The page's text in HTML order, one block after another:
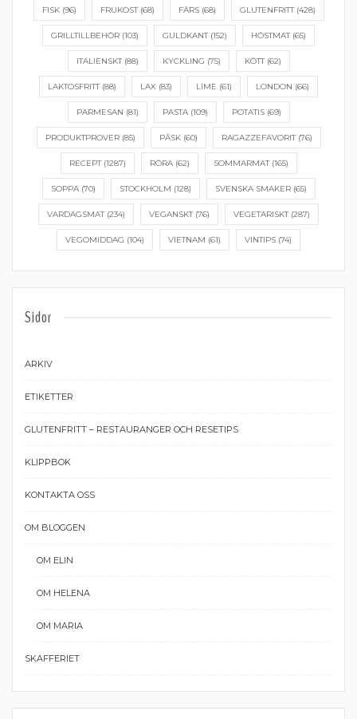
FISK(96) FRUKOST(68) FÄRS(68) GLUTENFRITT(428)
GRILLTILLBEHÖR (103) GULDKANT(152) HÖSTMAT(65)
ITALIENSKT(88) KYCKLING (75) KÖTT(62)
LAKTOSFRITT(88) LAX (83) LIME (61) LONDON (66)
PARMESAN (81) PASTA(109) POTATIS(69)
PRODUKTPROVER(85) PÅSK(60) RAGAZZEFAVORIT(76)
RECEPT(1287) RÖRA(62) SOMMARMAT(165)
SOPPA(70) STOCKHOLM (128) SVENSKA SMAKER(65)
VARDAGSMAT(234) VEGANSKT(76) VEGETARISKT(287)
VEGOMIDDAG (104) VIETNAM (61) VINTIPS (74)
Sidor
ARKIV
ETIKETTER
GLUTENFRITT – RESTAURANGER OCH RESETIPS
KLIPPBOK
KONTAKTA OSS
OM BLOGGEN
OM ELIN
OM HELENA
OM MARIA
SKAFFERIET